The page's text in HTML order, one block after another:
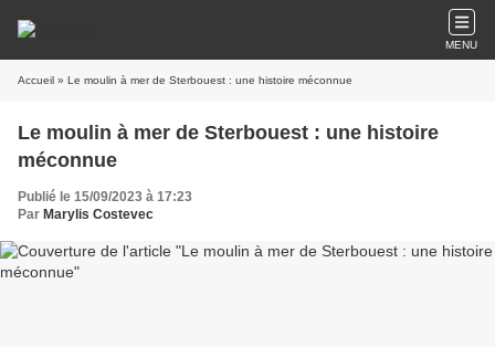
MENU
Accueil » Le moulin à mer de Sterbouest : une histoire méconnue
Le moulin à mer de Sterbouest : une histoire
méconnue
Publié le 15/09/2023 à 17:23
Par Marylis Costevec